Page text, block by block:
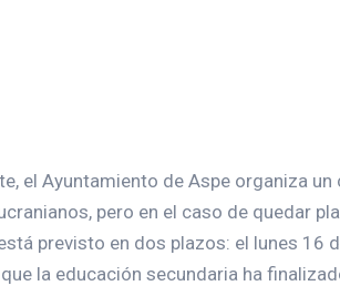
el Ayuntamiento de Aspe organiza
pero en el caso de quedar
previsto en dos plazos: el lunes
la educación secundaria ha